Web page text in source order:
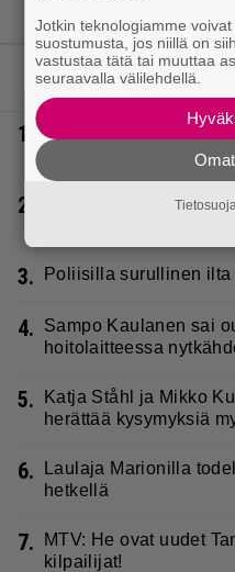
1.
Tältä näyttää Vappu
Portugalissa – ”Kaunis
2.
Poliisilla tehovalvonta
3. Poliisilla surullinen
4.
Sampo Kaulanen sai
hoitolaitteessa
5.
Katja Ståhl ja Mikko
herättää kysymyksiä
6.
Laulaja Marionilla
hetkellä
7.
MTV: He ovat uudet
kilpailijat!
Jotkin teknologiamme
suostumusta, jos niillä on
vastustaa tätä tai muuttaa
seuraavalla välilehdellä.